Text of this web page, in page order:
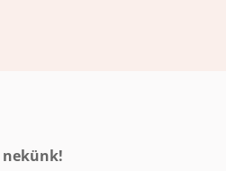
nekünk!